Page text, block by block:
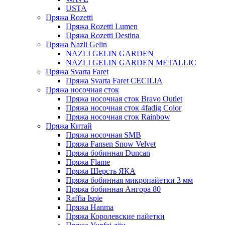
USTA
Пряжа Rozetti
Пряжа Rozetti Lumen
Пряжа Rozetti Destina
Пряжа Nazli Gelin
NAZLI GELIN GARDEN
NAZLI GELIN GARDEN METALLIC
Пряжа Svarta Faret
Пряжа Svarta Faret CECILIA
Пряжа носочная сток
Пряжа носочная сток Bravo Outlet
Пряжа носочная сток 4fadig Color
Пряжа носочная сток Rainbow
Пряжа Китай
Пряжа носочная SMB
Пряжа Fansen Snow Velvet
Пряжа бобинная Duncan
Пряжа Flame
Пряжа Шерсть ЯКА
Пряжа бобинная микропайетки 3 мм
Пряжа бобинная Ангора 80
Raffia Ispie
Пряжа Hanma
Пряжа Королевские пайетки